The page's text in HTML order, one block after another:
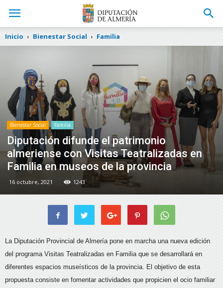
Inicio Bienestar Social Familia
Bienestar Social Familia
Diputación difunde el patrimonio
almeriense con Visitas Teatralizadas en
Familia en museos de la provincia
16 octubre, 2021 1243
La Diputación Provincial de Almería pone en marcha una nueva edición
del programa Visitas Teatralizadas en Familia que se desarrollará en
diferentes espacios museísticos de la provincia. El objetivo de esta
propuesta consiste en fomentar actividades que propicien el ocio familiar